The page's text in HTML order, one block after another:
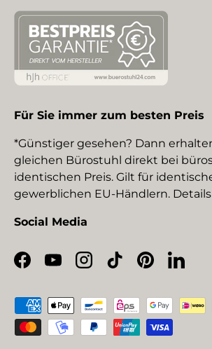
Für Sie immer zum besten Preis
*Günstiger gesehen? Dann
gleichen Bürostuhl direkt bei
identischen Preis. Gilt für
gewerblichen EU-Händlern.
Social Media
Facebook
YouTubeInstagram
TikTokPinterest
Zahlungsmethoden